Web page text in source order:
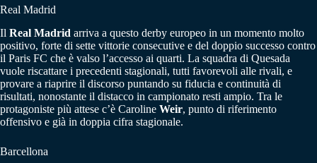
Real Madrid
Il Real Madrid arriva a questo derby europeo in un momento molto
positivo, forte di sette vittorie consecutive e del doppio successo contro
il Paris FC che è valso l’accesso ai quarti. La squadra di Quesada
vuole riscattare i precedenti stagionali, tutti favorevoli alle rivali, e
provare a riaprire il discorso puntando su fiducia e continuità di
risultati, nonostante il distacco in campionato resti ampio. Tra le
protagoniste più attese c’è Caroline Weir, punto di riferimento
offensivo e già in doppia cifra stagionale.
Barcellona